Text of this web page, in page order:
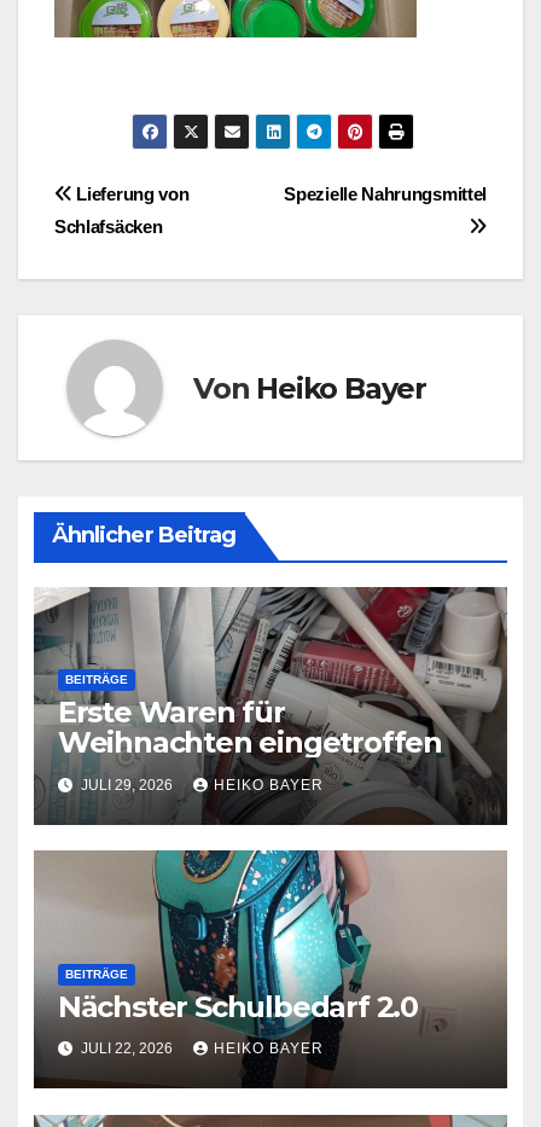
Beitragsnavigation
Spezielle Nahrungsmittel
Lieferung von
Schlafsäcken
Von Heiko Bayer
Ähnlicher Beitrag
BEITRÄGE
Erste Waren für
Weihnachten eingetroffen
JULI 29, 2026 HEIKO BAYER
BEITRÄGE
Nächster Schulbedarf 2.0
JULI 22, 2026 HEIKO BAYER